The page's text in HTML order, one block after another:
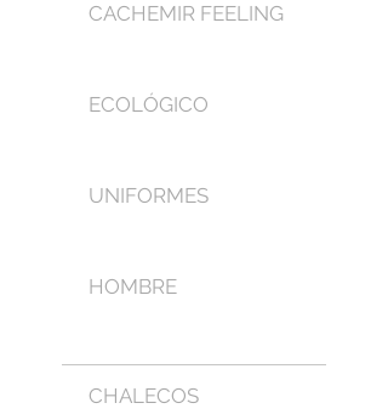
CACHEMIR FEELING
ECOLÓGICO
UNIFORMES
HOMBRE
CHALECOS